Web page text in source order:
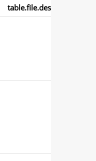
table.file.description